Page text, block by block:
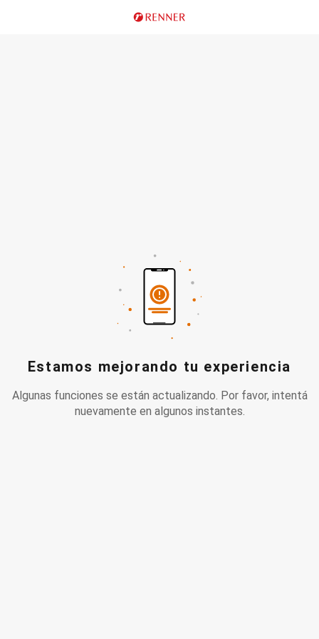
Estamos mejorando tu experiencia
Algunas funciones se están actualizando. Por favor, intentá
nuevamente en algunos instantes.